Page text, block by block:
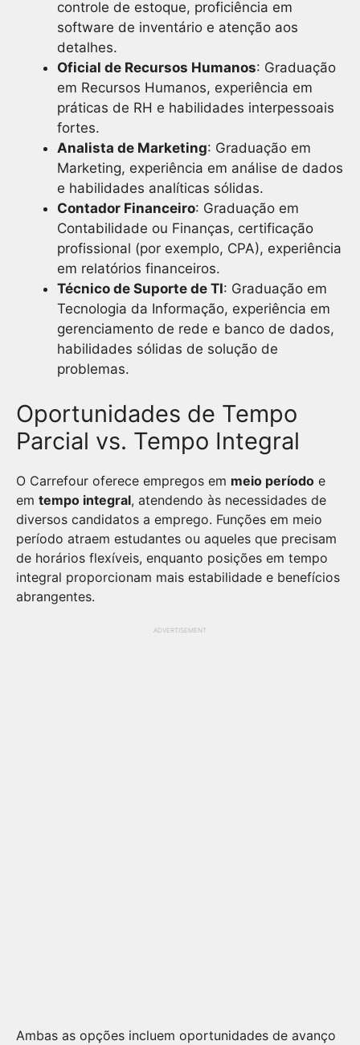
controle de estoque, proficiência em
software de inventário e atenção aos
detalhes.
Oficial de Recursos Humanos: Graduação
em Recursos Humanos, experiência em
práticas de RH e habilidades interpessoais
fortes.
Analista de Marketing: Graduação em
Marketing, experiência em análise de dados
e habilidades analíticas sólidas.
Contador Financeiro: Graduação em
Contabilidade ou Finanças, certificação
profissional (por exemplo, CPA), experiência
em relatórios financeiros.
Técnico de Suporte de TI: Graduação em
Tecnologia da Informação, experiência em
gerenciamento de rede e banco de dados,
habilidades sólidas de solução de
problemas.
Oportunidades de Tempo
Parcial vs. Tempo Integral
O Carrefour oferece empregos em meio período e
em tempo integral, atendendo às necessidades de
diversos candidatos a emprego. Funções em meio
período atraem estudantes ou aqueles que precisam
de horários flexíveis, enquanto posições em tempo
integral proporcionam mais estabilidade e benefícios
abrangentes.
ADVERTISEMENT
Ambas as opções incluem oportunidades de avanço